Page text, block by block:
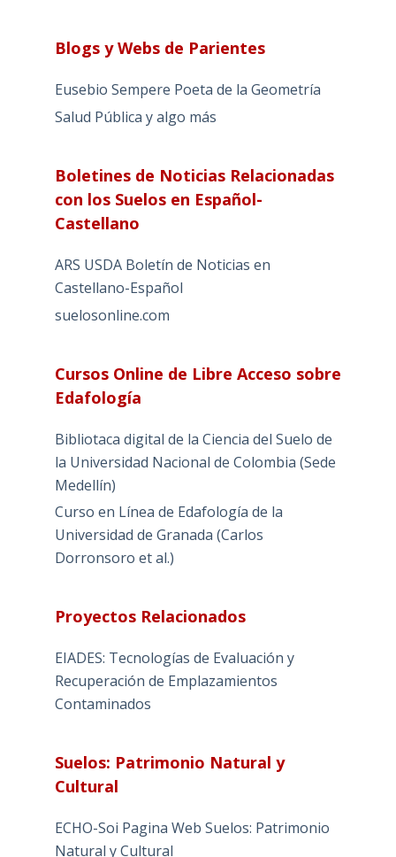
Blogs y Webs de Parientes
Eusebio Sempere Poeta de la Geometría
Salud Pública y algo más
Boletines de Noticias Relacionadas
con los Suelos en Español-
Castellano
ARS USDA Boletín de Noticias en
Castellano-Español
suelosonline.com
Cursos Online de Libre Acceso sobre
Edafología
Bibliotaca digital de la Ciencia del Suelo de
la Universidad Nacional de Colombia (Sede
Medellín)
Curso en Línea de Edafología de la
Universidad de Granada (Carlos
Dorronsoro et al.)
Proyectos Relacionados
EIADES: Tecnologías de Evaluación y
Recuperación de Emplazamientos
Contaminados
Suelos: Patrimonio Natural y
Cultural
ECHO-Soi Pagina Web Suelos: Patrimonio
Natural y Cultural